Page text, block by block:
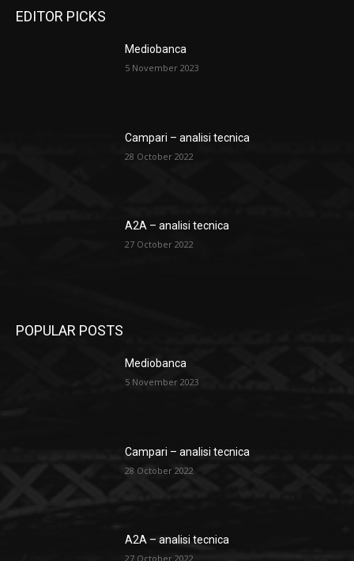
EDITOR PICKS
Mediobanca
5 November 2023
Campari – analisi tecnica
28 October 2022
A2A – analisi tecnica
27 October 2022
POPULAR POSTS
Mediobanca
5 November 2023
Campari – analisi tecnica
28 October 2022
A2A – analisi tecnica
27 October 2022